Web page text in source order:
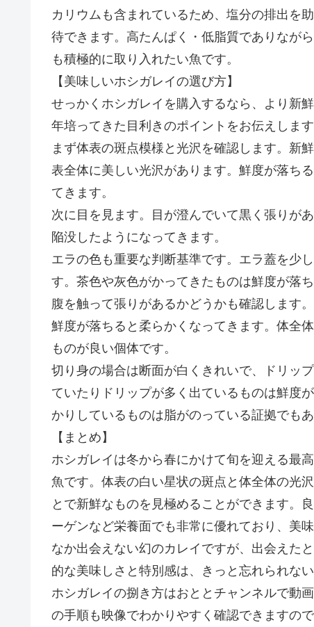
カリウムも含まれているため、塩分の排出を
待できます。高たんぱく・低脂質でありなが
も積極的に取り入れたい魚です。
【美味しいホシガレイの選び方】
せっかくホシガレイを購入するなら、より新
年培ってきた目利きのポイントをお伝えします
まず体表の斑点模様と光沢を確認します。新
表全体に美しい光沢があります。鮮度が落ち
てきます。
次に目を見ます。目が澄んでいて黒く張りが
陥没したようになってきます。
エラの色も重要な判断基準です。エラ蓋を少
す。茶色や灰色がかってきたものは鮮度が落ち
腹を触って張りがあるかどうかも確認します
鮮度が落ちると柔らかくなってきます。体全
ものが良い個体です。
切り身の場合は断面が白くきれいで、ドリッ
ていたりドリップが多く出ているものは鮮度
かりしているものは脂がのっている証拠でもあ
【まとめ】
ホシガレイは冬から春にかけて旬を迎える最
魚です。体表の白い星状の斑点と体全体の光
とで新鮮なものを見極めることができます。
ーゲンなど栄養面でも非常に優れており、美
なか出会えない幻のカレイですが、出会えた
的な美味しさと特別感は、きっと忘れられな
ホシガレイの捌き方はおととチャンネルで動
の手順も映像でわかりやすく確認できますの